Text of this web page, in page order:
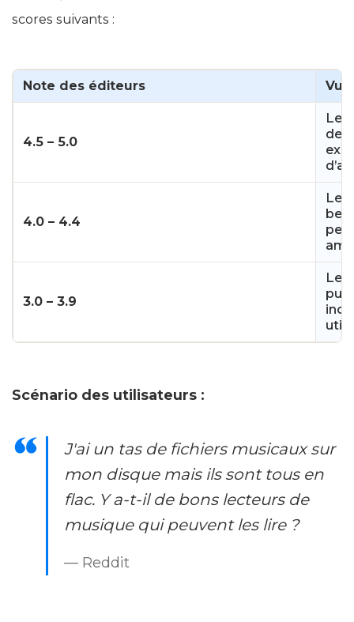
scores suivants :
Note des éditeurs
4.5 – 5.0
Le
des
4.0 – 4.4
Le
3.0 – 3.9
Le
Scénario des utilisateurs :
J'ai un tas de fichiers musicaux sur
mon disque mais ils sont tous en
flac. Y a-t-il de bons lecteurs de
musique qui peuvent les lire ?
— Reddit